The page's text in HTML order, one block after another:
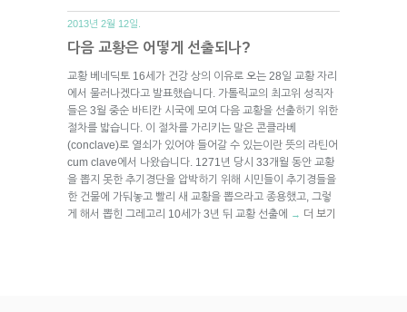
2013년 2월 12일.
다음 교황은 어떻게 선출되나?
교황 베네딕토 16세가 건강 상의 이유로 오는 28일 교황 자리
에서 물러나겠다고 발표했습니다. 가톨릭교의 최고위 성직자
들은 3월 중순 바티칸 시국에 모여 다음 교황을 선출하기 위한
절차를 밟습니다. 이 절차를 가리키는 말은 콘클라베
(conclave)로 열쇠가 있어야 들어갈 수 있는이란 뜻의 라틴어
cum clave에서 나왔습니다. 1271년 당시 33개월 동안 교황
을 뽑지 못한 추기경단을 압박하기 위해 시민들이 추기경들을
한 건물에 가둬놓고 빨리 새 교황을 뽑으라고 종용했고, 그렇
게 해서 뽑힌 그레고리 10세가 3년 뒤 교황 선출에
→ 더 보기